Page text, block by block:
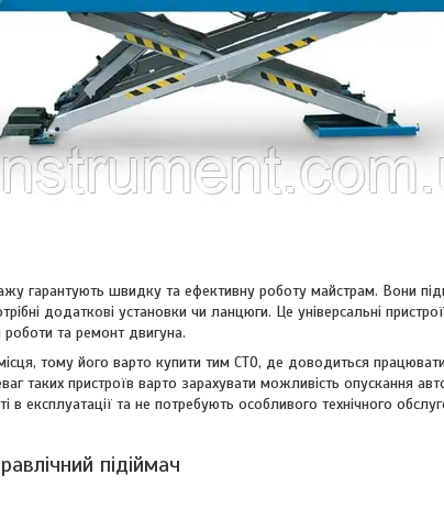
гарантують швидку та ефективну роботу майстрам. Вони
додаткові установки чи ланцюги. Це універсальні
та ремонт двигуна.
тому його варто купити тим СТО, де доводиться
таких пристроїв варто зарахувати можливість опускання
в експлуатації та не потребують особливого технічного
підіймач